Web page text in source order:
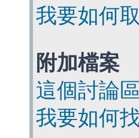
我要如何
附加檔案
這個討論
我要如何